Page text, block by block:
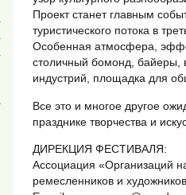
Проект станет главным
туристического потока в
Особенная атмосфера,
столичный бомонд, байеры,
индустрий, площадка для
Все это и многое другое
празднике творчества и
ДИРЕКЦИЯ ФЕСТИВАЛЯ:
Ассоциация «Организаций
ремесленников и